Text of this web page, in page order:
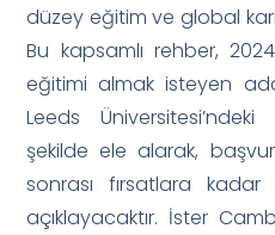
düzey eğitim ve global
Bu kapsamlı rehber,
eğitimi almak isteyen
Leeds
şekilde ele alarak,
sonrası fırsatlara
açıklayacaktır. İster